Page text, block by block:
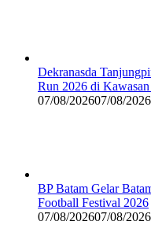
Dekranasda
Run 2026 di
07/08/202607/08/2026
BP Batam Gelar
Football Festival 2026
07/08/202607/08/2026